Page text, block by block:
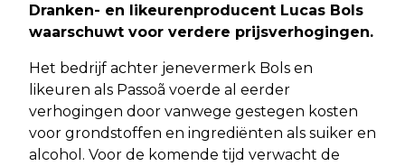
Dranken- en likeurenproducent Lucas Bols
waarschuwt voor verdere prijsverhogingen.
Het bedrijf achter jenevermerk Bols en
likeuren als Passoã voerde al eerder
verhogingen door vanwege gestegen kosten
voor grondstoffen en ingrediënten als suiker en
alcohol. Voor de komende tijd verwacht de